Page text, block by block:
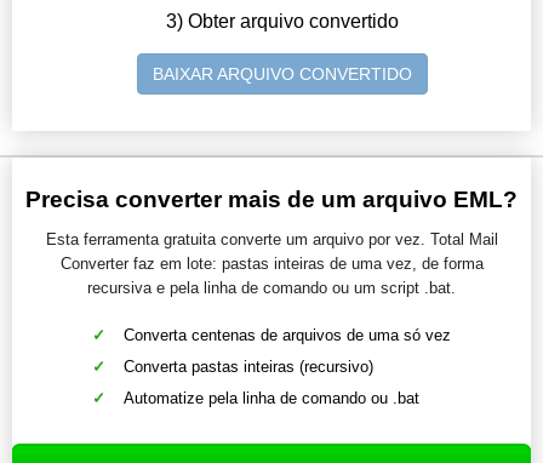
3) Obter arquivo convertido
BAIXAR ARQUIVO CONVERTIDO
Precisa converter mais de um arquivo EML?
Esta ferramenta gratuita converte um arquivo por vez. Total Mail
Converter faz em lote: pastas inteiras de uma vez, de forma
recursiva e pela linha de comando ou um script .bat.
Converta centenas de arquivos de uma só vez
Converta pastas inteiras (recursivo)
Automatize pela linha de comando ou .bat